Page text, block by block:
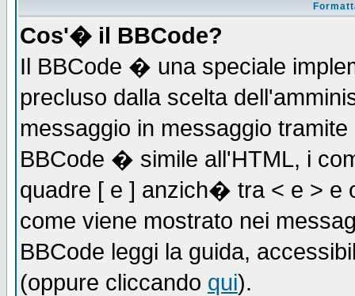
Cos'� il BBCode?
Il BBCode � una speciale
precluso dalla scelta
messaggio in messaggio
BBCode � simile all'HTML, i
quadre [ e ] anzich� tra < e > e
come viene mostrato nei
BBCode leggi la guida,
(oppure cliccando qui).